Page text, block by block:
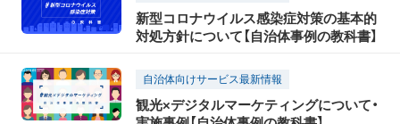
新型コロナウイルス感染症対策の基本的
対処方針について【自治体事例の教科書】
自治体向けサービス最新情報
観光×デジタルマーケティングについて・